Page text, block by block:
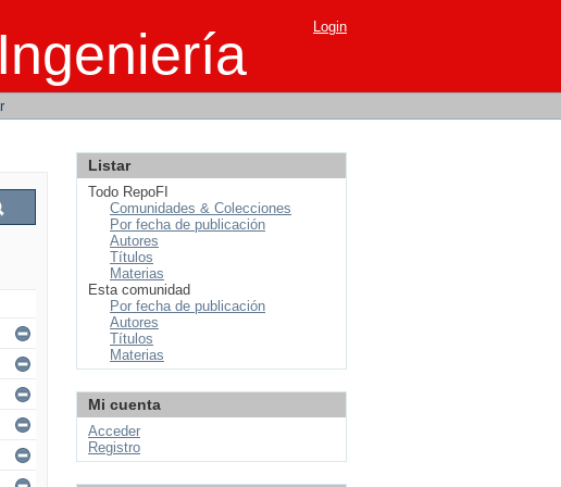
Login
Listar
Todo RepoFI
Comunidades & Colecciones
Por fecha de publicación
Autores
Títulos
Materias
Esta comunidad
Por fecha de publicación
Autores
Títulos
Materias
Mi cuenta
Acceder
Registro